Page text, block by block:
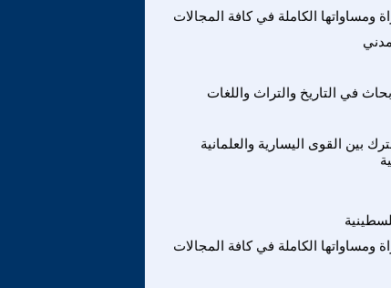
ومساواتها الكاملة في كافة المجالات
في التاريخ والتراث واللغات
بين القوى اليسارية والعلمانية
ومساواتها الكاملة في كافة المجالات